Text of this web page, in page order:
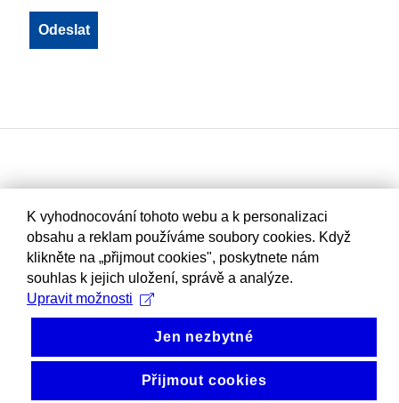
K vyhodnocování tohoto webu a k personalizaci
obsahu a reklam používáme soubory cookies. Když
klikněte na „přijmout cookies", poskytnete nám
souhlas k jejich uložení, správě a analýze.
Upravit možnosti
Jen nezbytné
Přijmout cookies